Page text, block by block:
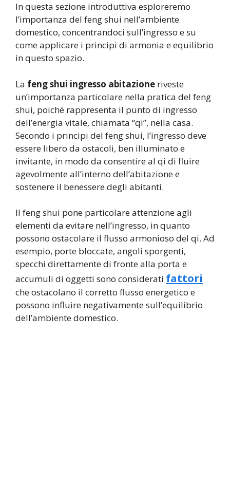
In questa sezione introduttiva esploreremo
l’importanza del feng shui nell’ambiente
domestico, concentrandoci sull’ingresso e su
come applicare i principi di armonia e equilibrio
in questo spazio.
La feng shui ingresso abitazione riveste
un’importanza particolare nella pratica del feng
shui, poiché rappresenta il punto di ingresso
dell’energia vitale, chiamata “qi”, nella casa.
Secondo i principi del feng shui, l’ingresso deve
essere libero da ostacoli, ben illuminato e
invitante, in modo da consentire al qi di fluire
agevolmente all’interno dell’abitazione e
sostenere il benessere degli abitanti.
Il feng shui pone particolare attenzione agli
elementi da evitare nell’ingresso, in quanto
possono ostacolare il flusso armonioso del qi. Ad
esempio, porte bloccate, angoli sporgenti,
specchi direttamente di fronte alla porta e
accumuli di oggetti sono considerati fattori
che ostacolano il corretto flusso energetico e
possono influire negativamente sull’equilibrio
dell’ambiente domestico.